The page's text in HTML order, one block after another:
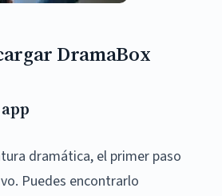
DramaBox
dramática, el primer paso
Puedes encontrarlo